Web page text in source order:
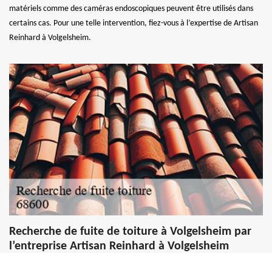
matériels comme des caméras endoscopiques peuvent être utilisés dans
certains cas. Pour une telle intervention, fiez-vous à l’expertise de Artisan
Reinhard à Volgelsheim.
Recherche de fuite de toiture à Volgelsheim par
l’entreprise Artisan Reinhard à Volgelsheim